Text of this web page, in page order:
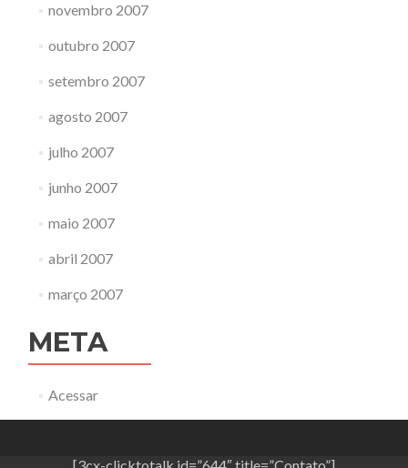
novembro 2007
outubro 2007
setembro 2007
agosto 2007
julho 2007
junho 2007
maio 2007
abril 2007
março 2007
META
Acessar